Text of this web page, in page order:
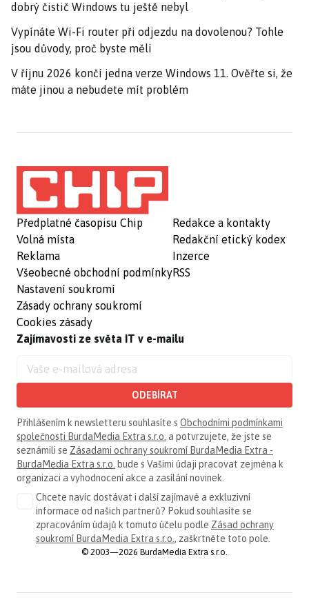
dobrý čistič Windows tu ještě nebyl
Vypínáte Wi-Fi router při odjezdu na dovolenou? Tohle
jsou důvody, proč byste měli
V říjnu 2026 končí jedna verze Windows 11. Ověřte si, že
máte jinou a nebudete mít problém
Předplatné časopisu Chip
Volná místa
Reklama
Všeobecné obchodní podmínky
Nastavení soukromí
Zásady ochrany soukromí
Cookies zásady
Redakce a kontakty
Redakční etický kodex
Inzerce
RSS
Zajímavosti ze světa IT v e-mailu
ODEBÍRAT
Přihlášením k newsletteru souhlasíte s Obchodními podmínkami
společnosti BurdaMedia Extra s.r.o. a potvrzujete, že jste se
seznámili se Zásadami ochrany soukromí BurdaMedia Extra -
BurdaMedia Extra s.r.o. bude s Vašimi údaji pracovat zejména k
organizaci a vyhodnocení akce a zasílání novinek.
Chcete navíc dostávat i další zajímavé a exkluzivní
informace od našich partnerů? Pokud souhlasíte se
zpracováním údajů k tomuto účelu podle Zásad ochrany
soukromí BurdaMedia Extra s.r.o., zaškrtněte toto pole.
© 2003—2026 BurdaMedia Extra s.r.o.